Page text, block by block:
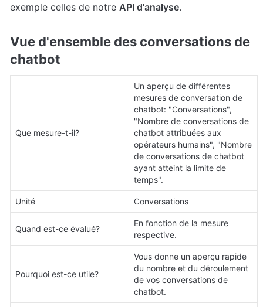
exemple celles de notre API d'analyse.
Vue d'ensemble des conversations de
chatbot
Que mesure-t-il?
Un aperçu de différentes
mesures de conversation de
chatbot: "Conversations",
"Nombre de conversations de
chatbot attribuées aux
opérateurs humains", "Nombre
de conversations de chatbot
ayant atteint la limite de
temps".
Unité Conversations
Quand est-ce évalué?
En fonction de la mesure
respective.
Pourquoi est-ce utile?
Vous donne un aperçu rapide
du nombre et du déroulement
de vos conversations de
chatbot.